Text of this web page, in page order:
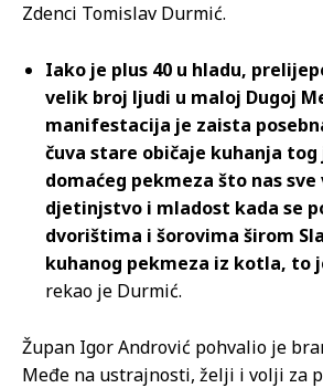
Zdenci Tomislav Durmić.
Iako je plus 40 u hladu,
velik broj ljudi u maloj Dugoj
manifestacija je zaista
čuva stare običaje kuhanja
domaćeg pekmeza što nas sve
djetinjstvo i mladost kada se
dvorištima i šorovima širom
kuhanog pekmeza iz kotla, to
rekao je Durmić.
Župan Igor Andrović pohvalio je
Međe na ustrajnosti, želji i volji za